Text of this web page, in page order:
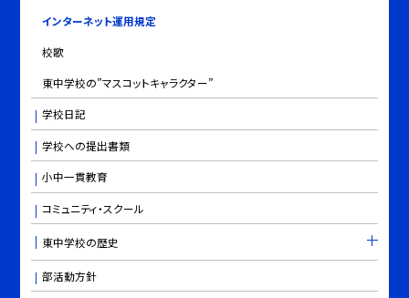
インターネット運用規定
校歌
東中学校の”マスコットキャラクター”
学校日記
学校への提出書類
小中一貫教育
コミュニティ・スクール
東中学校の歴史
部活動方針